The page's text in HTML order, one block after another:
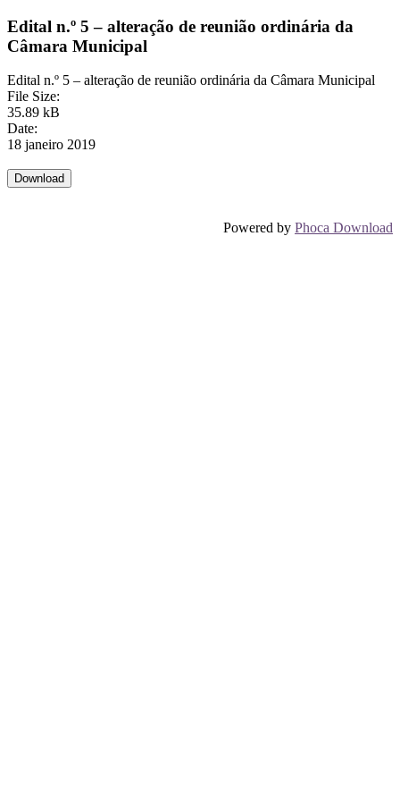
Edital n.º 5 – alteração de reunião ordinária da
Câmara Municipal
Edital n.º 5 – alteração de reunião ordinária da Câmara Municipal
File Size:
35.89 kB
Date:
18 janeiro 2019
Powered by Phoca Download